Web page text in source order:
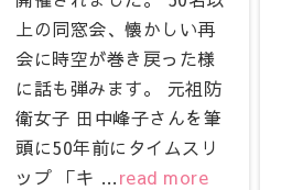
上の同窓会、懐かしい再
会に時空が巻き戻った様
に話も弾みます。 元祖防
衛女子 田中峰子さんを筆
頭に50年前にタイムスリ
ップ 「キ …read more